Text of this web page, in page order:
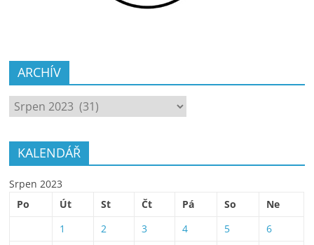
ARCHÍV
ARCHÍV
KALENDÁŘ
Srpen 2023
Po
Út St Čt Pá So
Ne
1
2 3 4 5
6